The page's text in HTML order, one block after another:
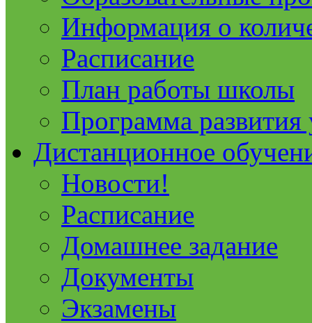
Информация о
Расписание
План работы школы
Программа
Дистанционное
Новости!
Расписание
Домашнее задание
Документы
Экзамены